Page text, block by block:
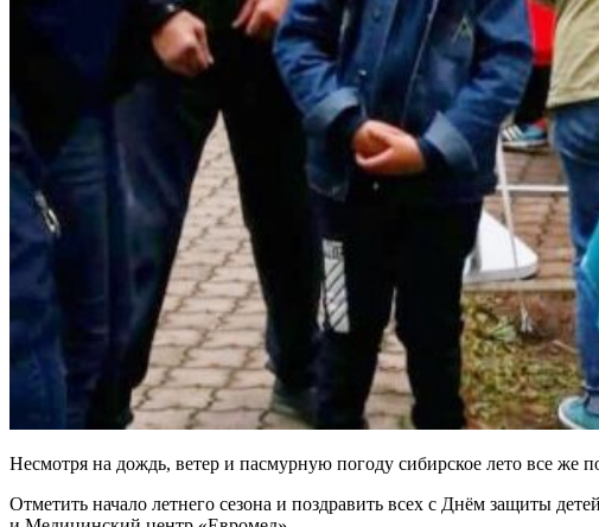
Несмотря на дождь, ветер и пасмурную погоду сибирское лето все же
Отметить начало летнего сезона и поздравить всех с Днём защиты